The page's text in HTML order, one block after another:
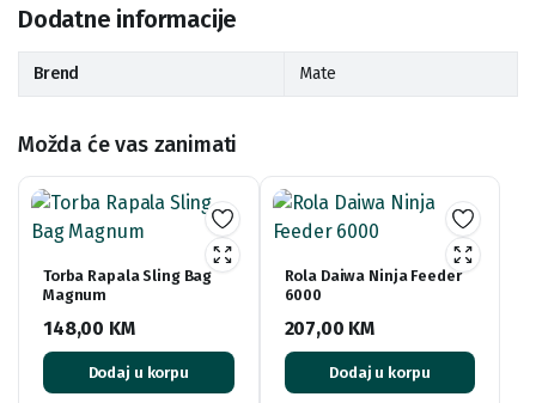
Dodatne informacije
Brend Mate
Možda će vas zanimati
Torba Rapala Sling Bag
Magnum
148,00 KM
Dodaj u korpu
Rola Daiwa Ninja Feeder
6000
207,00 KM
Dodaj u korpu